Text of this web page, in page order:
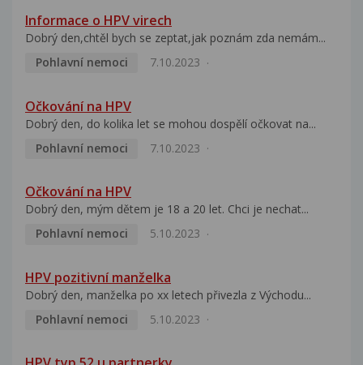
Informace o HPV virech
Dobrý den,chtěl bych se zeptat,jak poznám zda nemám...
Pohlavní nemoci
7.10.2023
Očkování na HPV
Dobrý den, do kolika let se mohou dospělí očkovat na...
Pohlavní nemoci
7.10.2023
Očkování na HPV
Dobrý den, mým dětem je 18 a 20 let. Chci je nechat...
Pohlavní nemoci
5.10.2023
HPV pozitivní manželka
Dobrý den, manželka po xx letech přivezla z Východu...
Pohlavní nemoci
5.10.2023